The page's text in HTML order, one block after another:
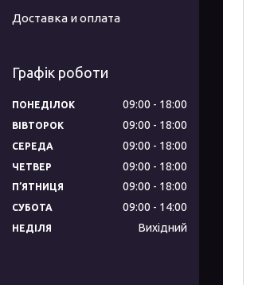
Доставка и оплата
Графік роботи
ПОНЕДІЛОК 09:00 18:00
ВІВТОРОК 09:00 18:00
СЕРЕДА 09:00 18:00
ЧЕТВЕР 09:00 18:00
ПʼЯТНИЦЯ 09:00 18:00
СУБОТА 09:00 14:00
НЕДІЛЯ Вихідний